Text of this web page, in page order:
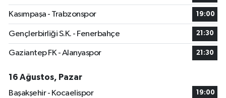
Kasımpaşa - Trabzonspor 19:00
Gençlerbirliği S.K. - Fenerbahçe 21:30
Gaziantep FK - Alanyaspor 21:30
16 Ağustos, Pazar
Başakşehir - Kocaelispor
19:00